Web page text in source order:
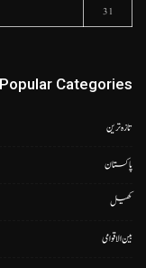
31
Popular Categories
تازہ ترین
پاکستان
کھیل
بین الاقوامی